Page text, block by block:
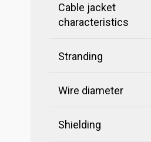
Cable jacket
characteristics
Stranding
Wire diameter
Shielding